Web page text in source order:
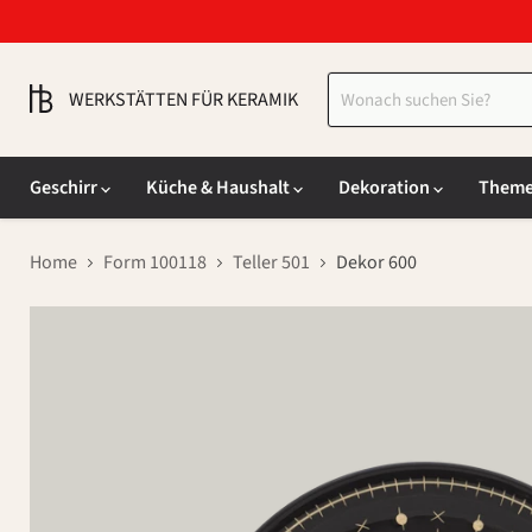
WERKSTÄTTEN FÜR KERAMIK
Geschirr
Küche & Haushalt Dekoration
Home Form 100118 Teller 501 Dekor 600